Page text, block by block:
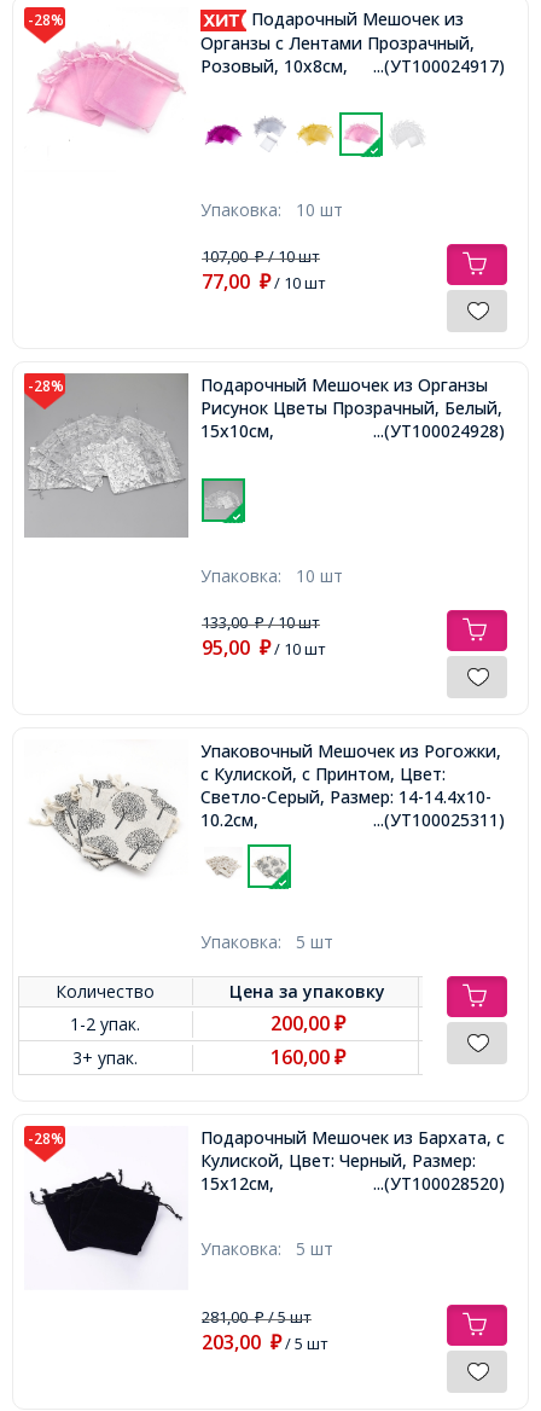
-28%
Подарочный Мешочек из
Органзы с Лентами Прозрачный,
Розовый, 10x8см,
...(УТ100024917)
Упаковка: 10 шт
107,00₽/ 10 шт
77,00 ₽/ 10 шт
-28%
Подарочный Мешочек из Органзы
Рисунок Цветы Прозрачный, Белый,
15x10см,
...(УТ100024928)
Упаковка: 10 шт
133,00₽/ 10 шт
95,00 ₽/ 10 шт
Упаковочный Мешочек из Рогожки,
с Кулиской, с Принтом, Цвет:
Светло-Серый, Размер: 14-14.4x10-
10.2см,
...(УТ100025311)
Упаковка: 5 шт
Количество Цена заупаковку
1-2 упак.
200,00 ₽
3+ упак. 160,00 ₽
-28%
Подарочный Мешочек из Бархата, с
Кулиской, Цвет: Черный, Размер:
15х12см,
...(УТ100028520)
Упаковка: 5 шт
281,00₽/ 5 шт
203,00 ₽/ 5 шт